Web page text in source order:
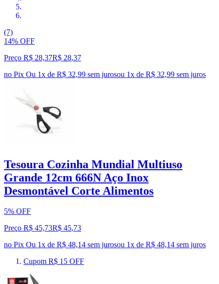
(7)
14% OFF
Preço R$ 28,37R$ 28,37
no Pix Ou 1x de R$ 32,99 sem jurosou 1x de R$ 32,99 sem juros
Tesoura Cozinha Mundial Multiuso
Grande 12cm 666N Aço Inox
Desmontável Corte Alimentos
5% OFF
Preço R$ 45,73R$ 45,73
no Pix Ou 1x de R$ 48,14 sem jurosou 1x de R$ 48,14 sem juros
Cupom R$ 15 OFF